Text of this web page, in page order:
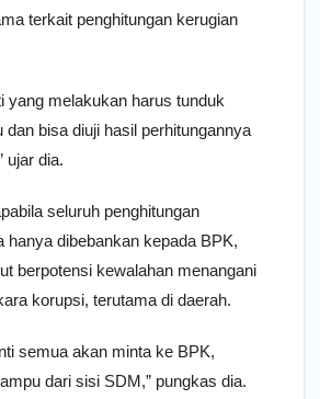
terkait penghitungan kerugian
yang melakukan harus tunduk
dan bisa diuji hasil perhitungannya
ujar dia.
seluruh penghitungan
hanya dibebankan kepada BPK,
berpotensi kewalahan menangani
korupsi, terutama di daerah.
semua akan minta ke BPK,
dari sisi SDM,” pungkas dia.